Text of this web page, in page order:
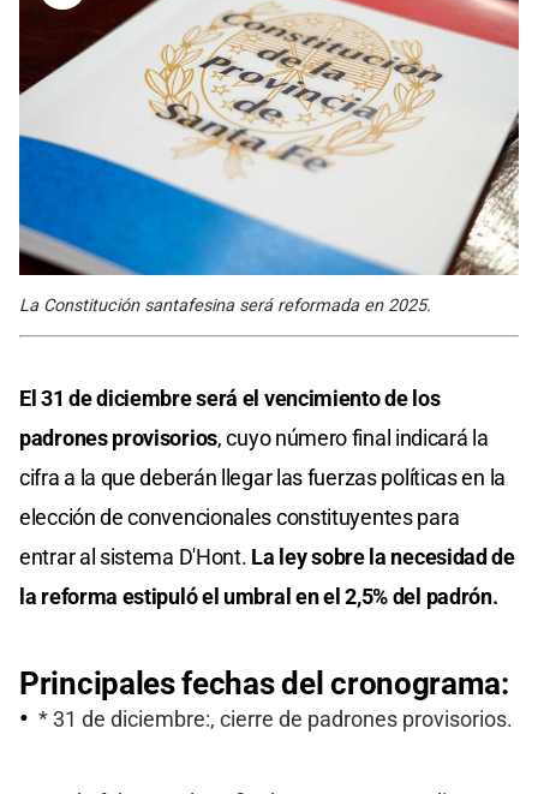
La Constitución santafesina será reformada en 2025.
El 31 de diciembre será el vencimiento de los
padrones provisorios, cuyo número final indicará la
cifra a la que deberán llegar las fuerzas políticas en la
elección de convencionales constituyentes para
entrar al sistema D'Hont. La ley sobre la necesidad de
la reforma estipuló el umbral en el 2,5% del padrón.
Principales fechas del cronograma:
* 31 de diciembre:, cierre de padrones provisorios.